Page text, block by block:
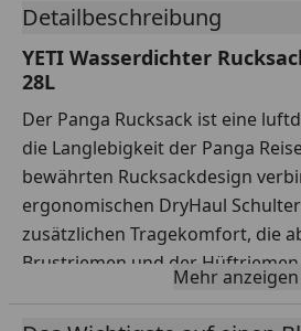
Detailbeschreibung
YETI Wasserdichter
28L
Der Panga Rucksack ist eine
die Langlebigkeit der Panga
bewährten Rucksackdesign
ergonomischen DryHaul
zusätzlichen Tragekomfort, die
Brustriemen und der
zusätzliche Stabilität und
Und du musst ihn dir nicht über
Mehr anzeigen